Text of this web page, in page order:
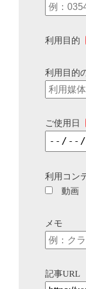
利用目的
利用目的
ご使用日
利用コン
動画
メモ
記事URL